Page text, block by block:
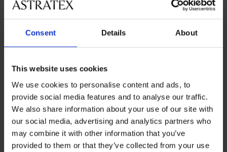
Consent Details About
This website uses cookies
We use cookies to personalise content and ads, to
provide social media features and to analyse our traffic.
We also share information about your use of our site with
our social media, advertising and analytics partners who
may combine it with other information that you’ve
provided to them or that they’ve collected from your use
Спортни памучни чорапи
2+1 БЕЗПЛАТНО
3PACK спортни чорапи
промоция
2+1 БЕЗПЛАТНО